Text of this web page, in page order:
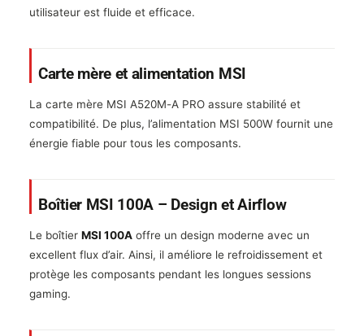
utilisateur est fluide et efficace.
Carte mère et alimentation MSI
La carte mère MSI A520M-A PRO assure stabilité et
compatibilité. De plus, l’alimentation MSI 500W fournit une
énergie fiable pour tous les composants.
Boîtier MSI 100A – Design et Airflow
Le boîtier MSI 100A offre un design moderne avec un
excellent flux d’air. Ainsi, il améliore le refroidissement et
protège les composants pendant les longues sessions
gaming.